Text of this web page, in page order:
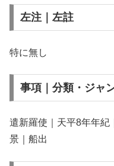
左注｜左註
特に無し
事項｜分類・ジャ
遣新羅使｜天平8年年紀
景｜船出